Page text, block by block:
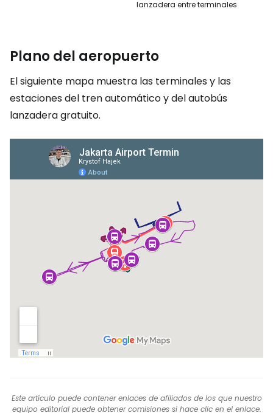
lanzadera entre terminales
Plano del aeropuerto
El siguiente mapa muestra las terminales y las
estaciones del tren automático y del autobús
lanzadera gratuito.
Este artículo puede contener enlaces de afiliados de los que nuestro
equipo editorial puede obtener comisiones si hace clic en el enlace.